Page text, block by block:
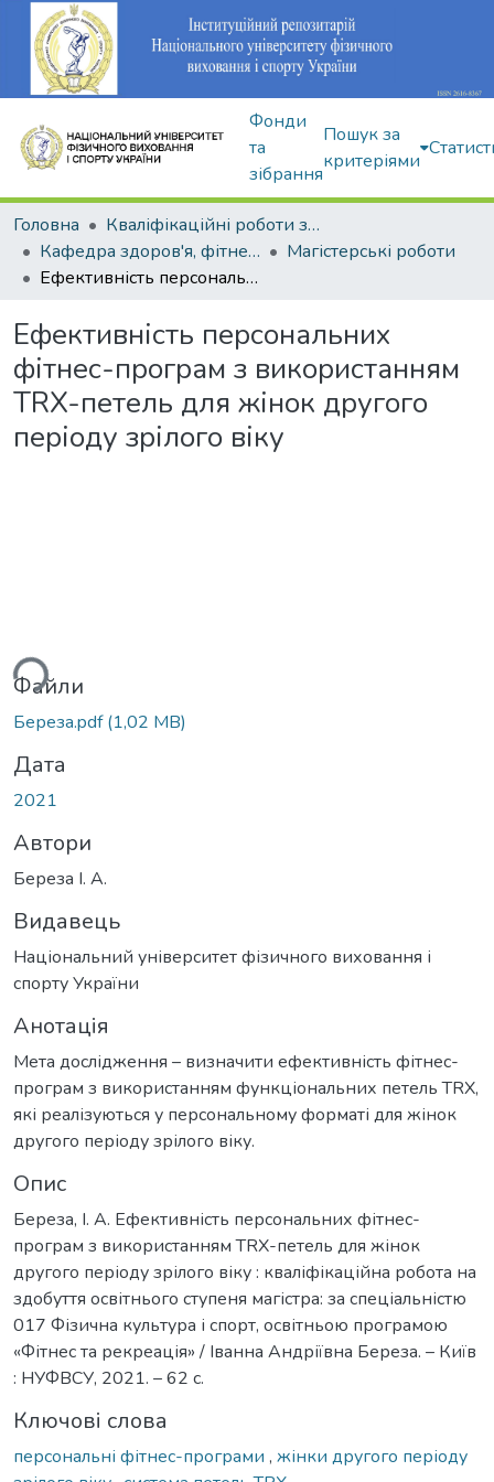
Фонди
та
зібрання
Пошук за
критеріями
Головна
Кваліфікаційні роботи здобувачів вищої освіти
Кафедра здоров'я, фітнесу та рекреації
Магістерські роботи
Ефективність персональних фітнес-програм з використанням TRX-петель для жінок другого періоду зрілого віку
Ефективність персональних
фітнес-програм з використанням
TRX-петель для жінок другого
періоду зрілого віку
Файли
Береза.pdf(1,02 MB)
Дата
2021
Автори
Береза І. А.
Видавець
Національний університет фізичного виховання і
спорту України
Анотація
Мета дослідження – визначити ефективність фітнес-
програм з використанням функціональних петель TRX,
які реалізуються у персональному форматі для жінок
другого періоду зрілого віку.
Опис
Береза, І. А. Ефективність персональних фітнес-
програм з використанням TRX-петель для жінок
другого періоду зрілого віку : кваліфікаційна робота на
здобуття освітнього ступеня магістра: за спеціальністю
017 Фізична культура і спорт, освітньою програмою
«Фітнес та рекреація» / Іванна Андріївна Береза. – Київ
: НУФВСУ, 2021. – 62 с.
Ключові слова
персональні фітнес-програми , жінки другого періоду